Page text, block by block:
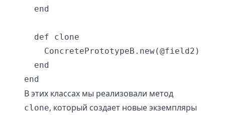
  end
  def clone
    ConcretePrototypeB.new(@field2)
  end
В этих классах мы реализовали метод
clone, который создает новые экземпляры